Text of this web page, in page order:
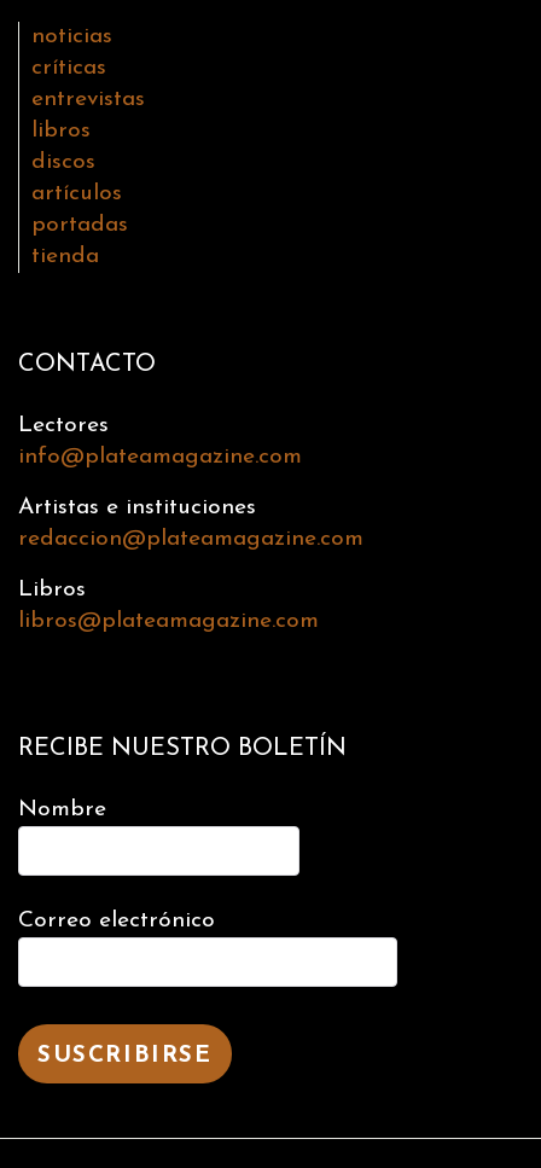
noticias
críticas
entrevistas
libros
discos
artículos
portadas
tienda
CONTACTO
Lectores
info@plateamagazine.com
Artistas e instituciones
redaccion@plateamagazine.com
Libros
libros@plateamagazine.com
RECIBE NUESTRO BOLETÍN
Nombre
Correo electrónico